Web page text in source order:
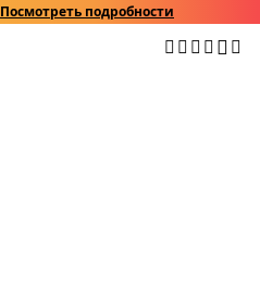
Посмотреть подробности